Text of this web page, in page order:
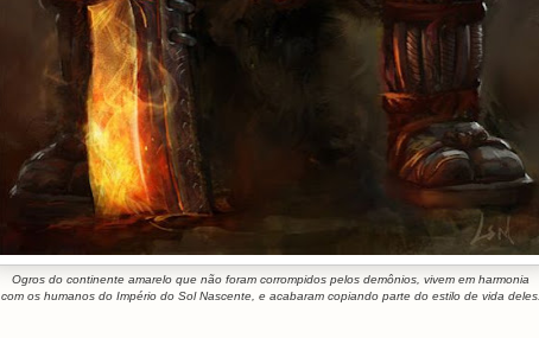
Ogros do continente amarelo que não foram corrompidos pelos demônios, vivem em harmonia
com os humanos do Império do Sol Nascente, e acabaram copiando parte do estilo de vida deles.